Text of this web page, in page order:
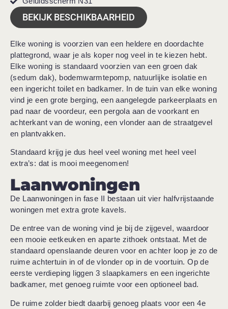
BEKIJK BESCHIKBAARHEID
Elke woning is voorzien van een heldere en doordachte
plattegrond, waar je als koper nog veel in te kiezen hebt.
Elke woning is standaard voorzien van een groen dak
(sedum dak), bodemwarmtepomp, natuurlijke isolatie en
een ingericht toilet en badkamer. In de tuin van elke woning
vind je een grote berging, een aangelegde parkeerplaats en
pad naar de voordeur, een pergola aan de voorkant en
achterkant van de woning, een vlonder aan de straatgevel
en plantvakken.
Standaard krijg je dus heel veel woning met heel veel
extra’s: dat is mooi meegenomen!
Laanwoningen
De Laanwoningen in fase II bestaan uit vier halfvrijstaande
woningen met extra grote kavels.
De entree van de woning vind je bij de zijgevel, waardoor
een mooie eetkeuken en aparte zithoek ontstaat. Met de
standaard openslaande deuren voor en achter loop je zo de
ruime achtertuin in of de vlonder op in de voortuin. Op de
eerste verdieping liggen 3 slaapkamers en een ingerichte
badkamer, met genoeg ruimte voor een optioneel bad.
De ruime zolder biedt daarbij genoeg plaats voor een 4e